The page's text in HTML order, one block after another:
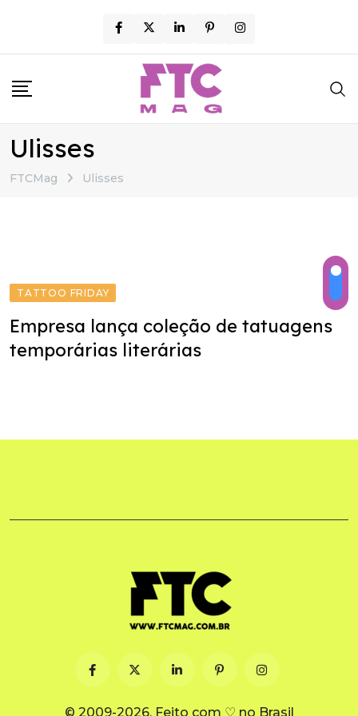
content
Ulisses
FTCMag Ulisses
TATTOO FRIDAY
Empresa lança coleção de tatuagens
temporárias literárias
© 2009-2026. Feito com ♡ no Brasil